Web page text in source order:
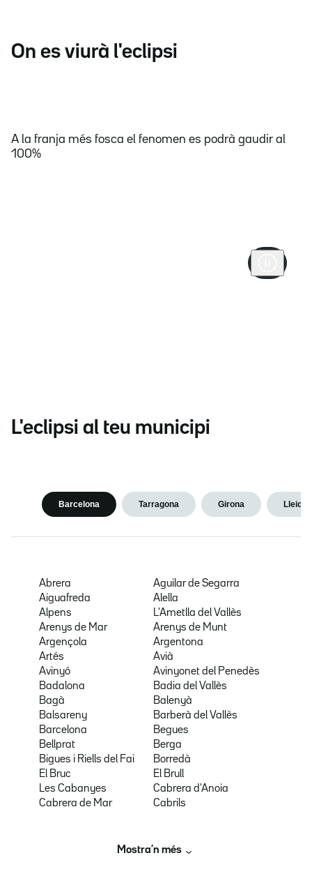
On es viurà l'eclipsi
A la franja més fosca el fenomen es podrà gaudir al
100%
L'eclipsi al teu municipi
Barcelona Tarragona Girona Lleida
Abrera
Aguilar de Segarra
Aiguafreda
Alella
Alpens
L'Ametlla del Vallès
Arenys de Mar
Arenys de Munt
Argençola
Argentona
Artés
Avià
Avinyó
Avinyonet del Penedès
Badalona
Badia del Vallès
Bagà
Balenyà
Balsareny
Barberà del Vallès
Barcelona
Begues
Bellprat
Berga
Bigues i Riells del Fai
Borredà
El Bruc
El Brull
Les Cabanyes
Cabrera d'Anoia
Cabrera de Mar
Cabrils
Mostra’n més